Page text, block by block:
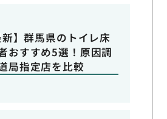
新】群馬県のトイレ床
おすすめ5選！原因調
局指定店を比較